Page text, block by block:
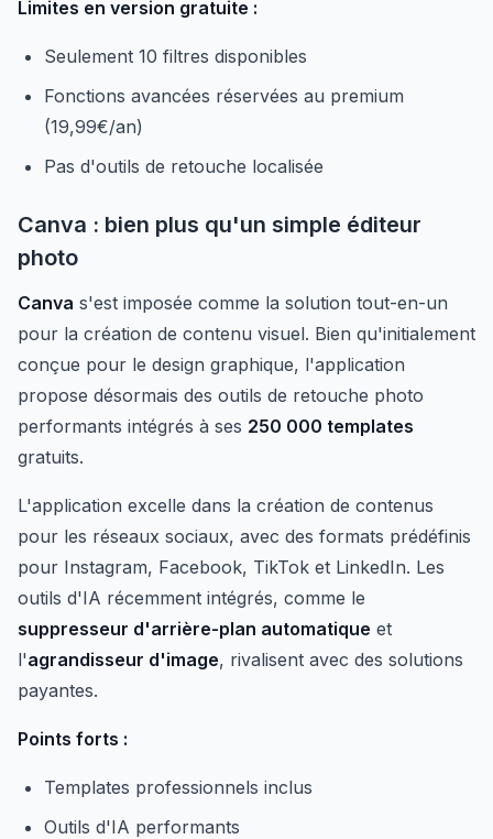
Limites en version gratuite :
Seulement 10 filtres disponibles
Fonctions avancées réservées au premium
(19,99€/an)
Pas d'outils de retouche localisée
Canva : bien plus qu'un simple éditeur
photo
Canva s'est imposée comme la solution tout-en-un
pour la création de contenu visuel. Bien qu'initialement
conçue pour le design graphique, l'application
propose désormais des outils de retouche photo
performants intégrés à ses 250 000 templates
gratuits.
L'application excelle dans la création de contenus
pour les réseaux sociaux, avec des formats prédéfinis
pour Instagram, Facebook, TikTok et LinkedIn. Les
outils d'IA récemment intégrés, comme le
suppresseur d'arrière-plan automatique et
l'agrandisseur d'image, rivalisent avec des solutions
payantes.
Points forts :
Templates professionnels inclus
Outils d'IA performants